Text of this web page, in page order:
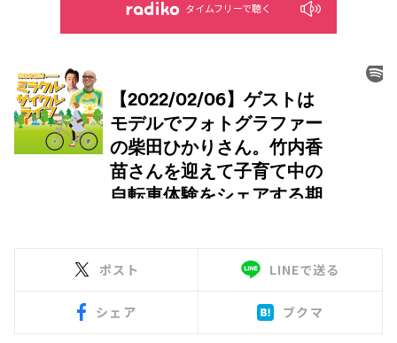
タイムフリーで聴く
ポスト LINEで送る
シェア ブクマ